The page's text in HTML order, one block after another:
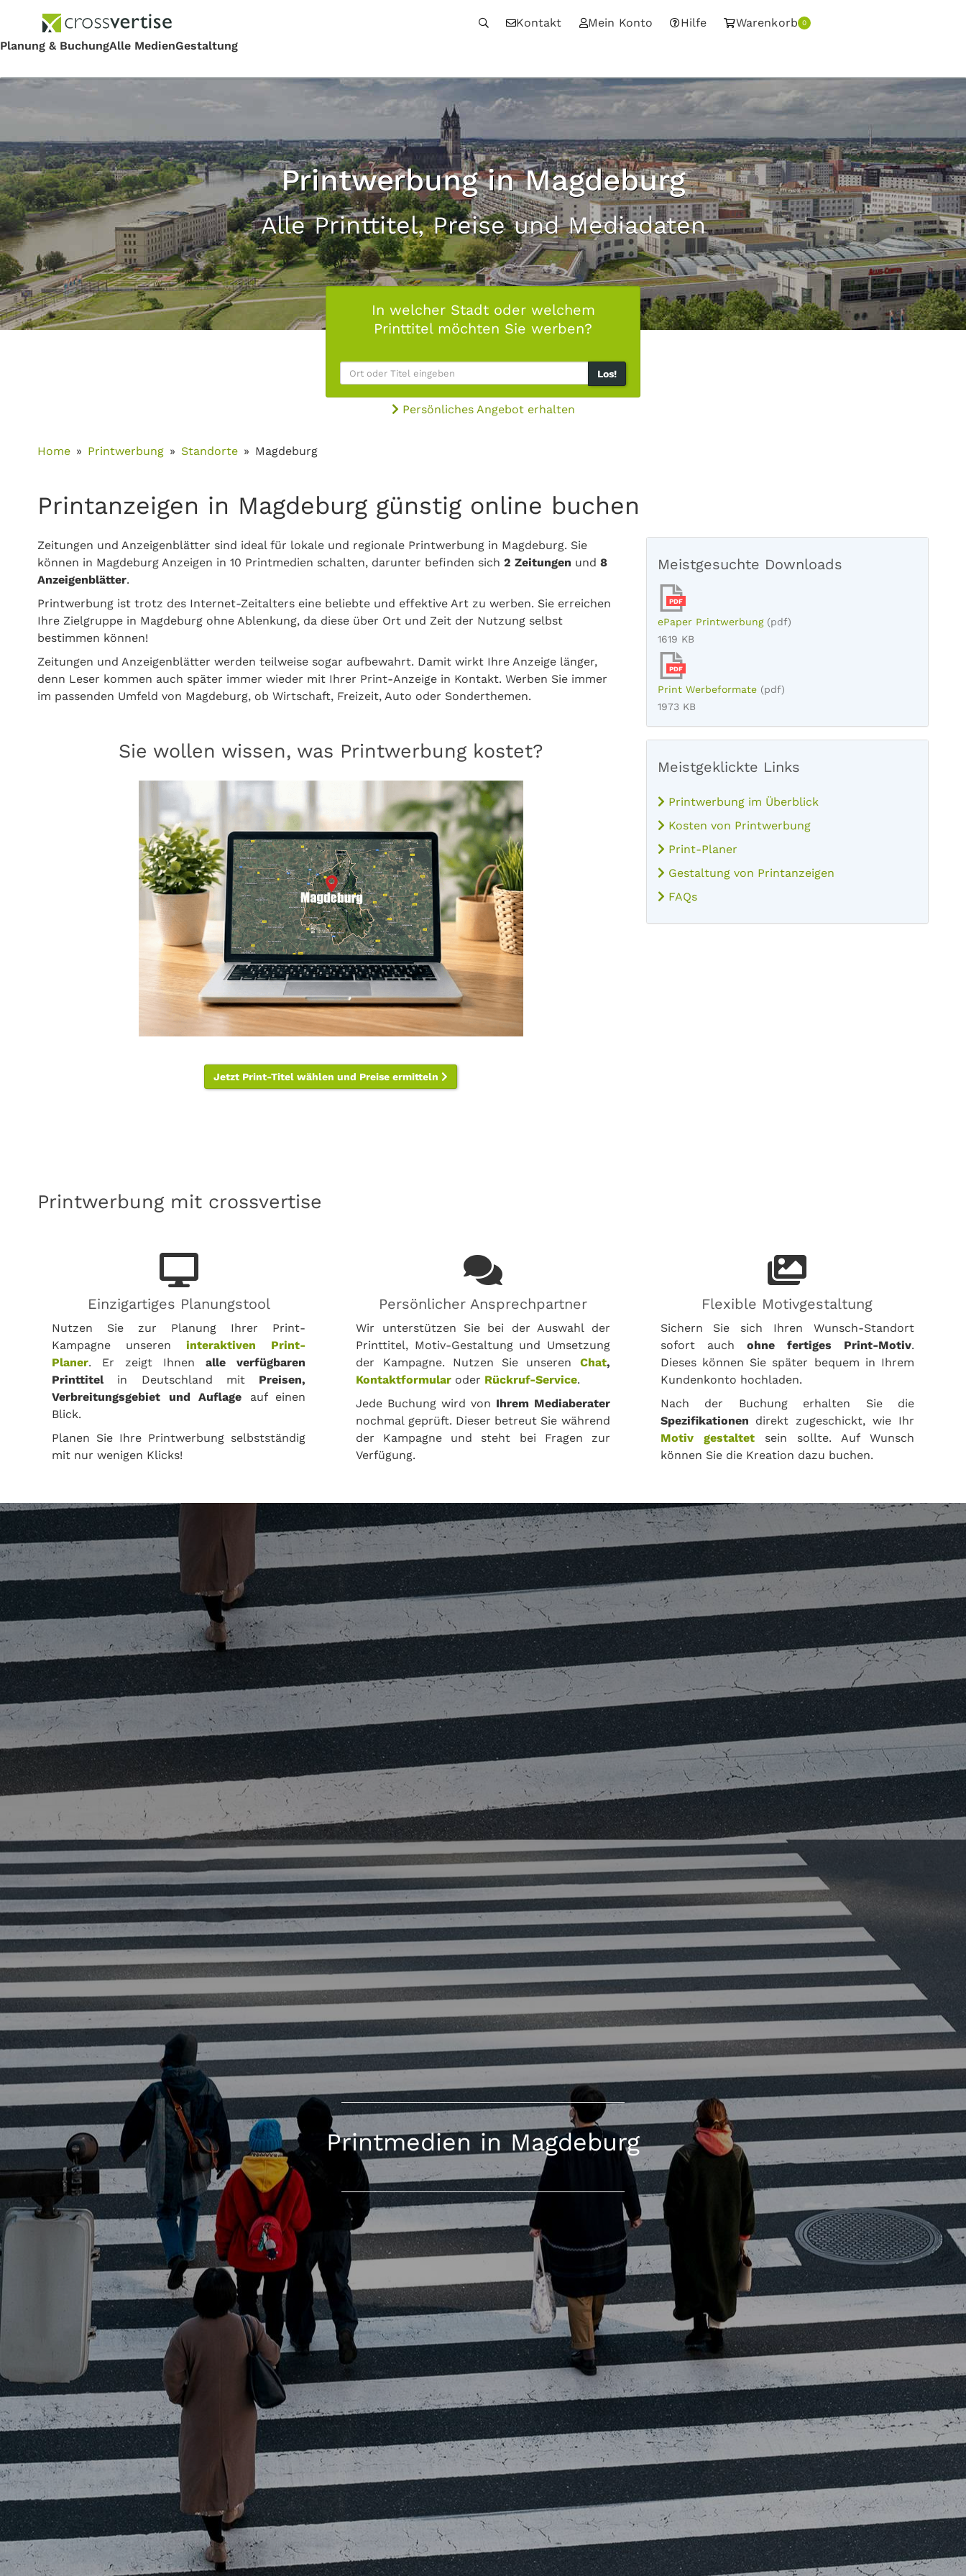
Kontakt Mein Konto Hilfe Warenkorb 0
Printwerbung in Magdeburg
Alle Printtitel, Preise und Mediadaten
In welcher Stadt oder welchem
Printtitel möchten Sie werben?
Los!
Persönliches Angebot erhalten
Home Printwerbung Standorte Magdeburg
Printanzeigen in Magdeburg günstig online buchen
Zeitungen und Anzeigenblätter sind ideal für lokale und regionale Printwerbung in Magdeburg. Sie
können in Magdeburg Anzeigen in 10 Printmedien schalten, darunter befinden sich 2 Zeitungen und 8
Anzeigenblätter.
Printwerbung ist trotz des Internet-Zeitalters eine beliebte und effektive Art zu werben. Sie erreichen
Ihre Zielgruppe in Magdeburg ohne Ablenkung, da diese über Ort und Zeit der Nutzung selbst
bestimmen können!
Zeitungen und Anzeigenblätter werden teilweise sogar aufbewahrt. Damit wirkt Ihre Anzeige länger,
denn Leser kommen auch später immer wieder mit Ihrer Print-Anzeige in Kontakt. Werben Sie immer
im passenden Umfeld von Magdeburg, ob Wirtschaft, Freizeit, Auto oder Sonderthemen.
Sie wollen wissen, was Printwerbung kostet?
Jetzt Print-Titel wählen und Preise ermitteln
Meistgesuchte Downloads
PDF
ePaper Printwerbung (pdf)
1619 KB
PDF
Print Werbeformate (pdf)
1973 KB
Meistgeklickte Links
Printwerbung im Überblick
Kosten von Printwerbung
Print-Planer
Gestaltung von Printanzeigen
FAQs
Printwerbung mit crossvertise
Einzigartiges Planungstool
Nutzen Sie zur Planung Ihrer Print-
Kampagne unsereninteraktiven Print-
Planer. Er zeigt Ihnenalle verfügbaren
Printtitelin Deutschland mit Preisen,
Verbreitungsgebiet und Auflage auf einen
Blick.
Planen Sie Ihre Printwerbung selbstständig
mit nur wenigen Klicks!
Persönlicher Ansprechpartner
Wir unterstützen Sie bei der Auswahl der
Printtitel, Motiv-Gestaltung und Umsetzung
der Kampagne. Nutzen Sie unseren Chat,
Kontaktformular oder Rückruf-Service.
Jede Buchung wird von Ihrem Mediaberater
nochmal geprüft. Dieser betreut Sie während
der Kampagne und steht bei Fragen zur
Verfügung.
Flexible Motivgestaltung
Sichern Sie sich Ihren Wunsch-Standort
sofort auch ohne fertiges Print-Motiv.
Dieses können Sie später bequem in Ihrem
Kundenkonto hochladen.
Nach der Buchung erhalten Sie die
Spezifikationen direkt zugeschickt, wie Ihr
Motiv gestaltetsein sollte. Auf Wunsch
können Sie die Kreation dazu buchen.
Printmedien in Magdeburg